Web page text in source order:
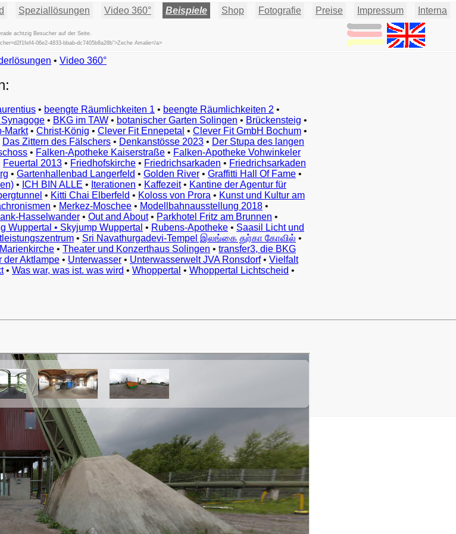
Speziallösungen Video 360° Beispiele Shop Fotografie Preise Impressum Interna
achtzig Besucher auf der Seite.
06e2-4833-bbab-dc7405b8a28b">Zeche Amalie</a>
• Video 360°
• beengte Räumlichkeiten 1 • beengte Räumlichkeiten 2 •
• BKG im TAW • botanischer Garten Solingen • Brückensteig •
Markt• Christ-König • Clever Fit Ennepetal • Clever Fit GmbH Bochum •
Das Zittern des Fälschers • Denkanstösse 2023 • Der Stupa des langen
• Falken-Apotheke Kaiserstraße • Falken-Apotheke Vohwinkeler
Feuertal 2013 • Friedhofskirche • Friedrichsarkaden • Friedrichsarkaden
• Gartenhallenbad Langerfeld • Golden River • Graffitti Hall Of Fame •
• ICH BIN ALLE • Iterationen • Kaffezeit• Kantine der Agentur für
• Kitti Chai Elberfeld • Koloss von Prora • Kunst und Kultur am
• Merkez-Moschee • Modellbahnausstellung 2018 •
Hasselwander • Out and About• Parkhotel Fritz am Brunnen •
Wuppertal • Skyjump Wuppertal • Rubens-Apotheke • Saasil Licht und
• Sri Navathurgadevi-Tempel இலங்கை துர்கா கோவில் •
• Theater und Konzerthaus Solingen • transfer3, die BKG
der Aktlampe • Unterwasser • Unterwasserwelt JVA Ronsdorf• Vielfalt
• Was war, was ist. was wird • Whoppertal • Whoppertal Lichtscheid •